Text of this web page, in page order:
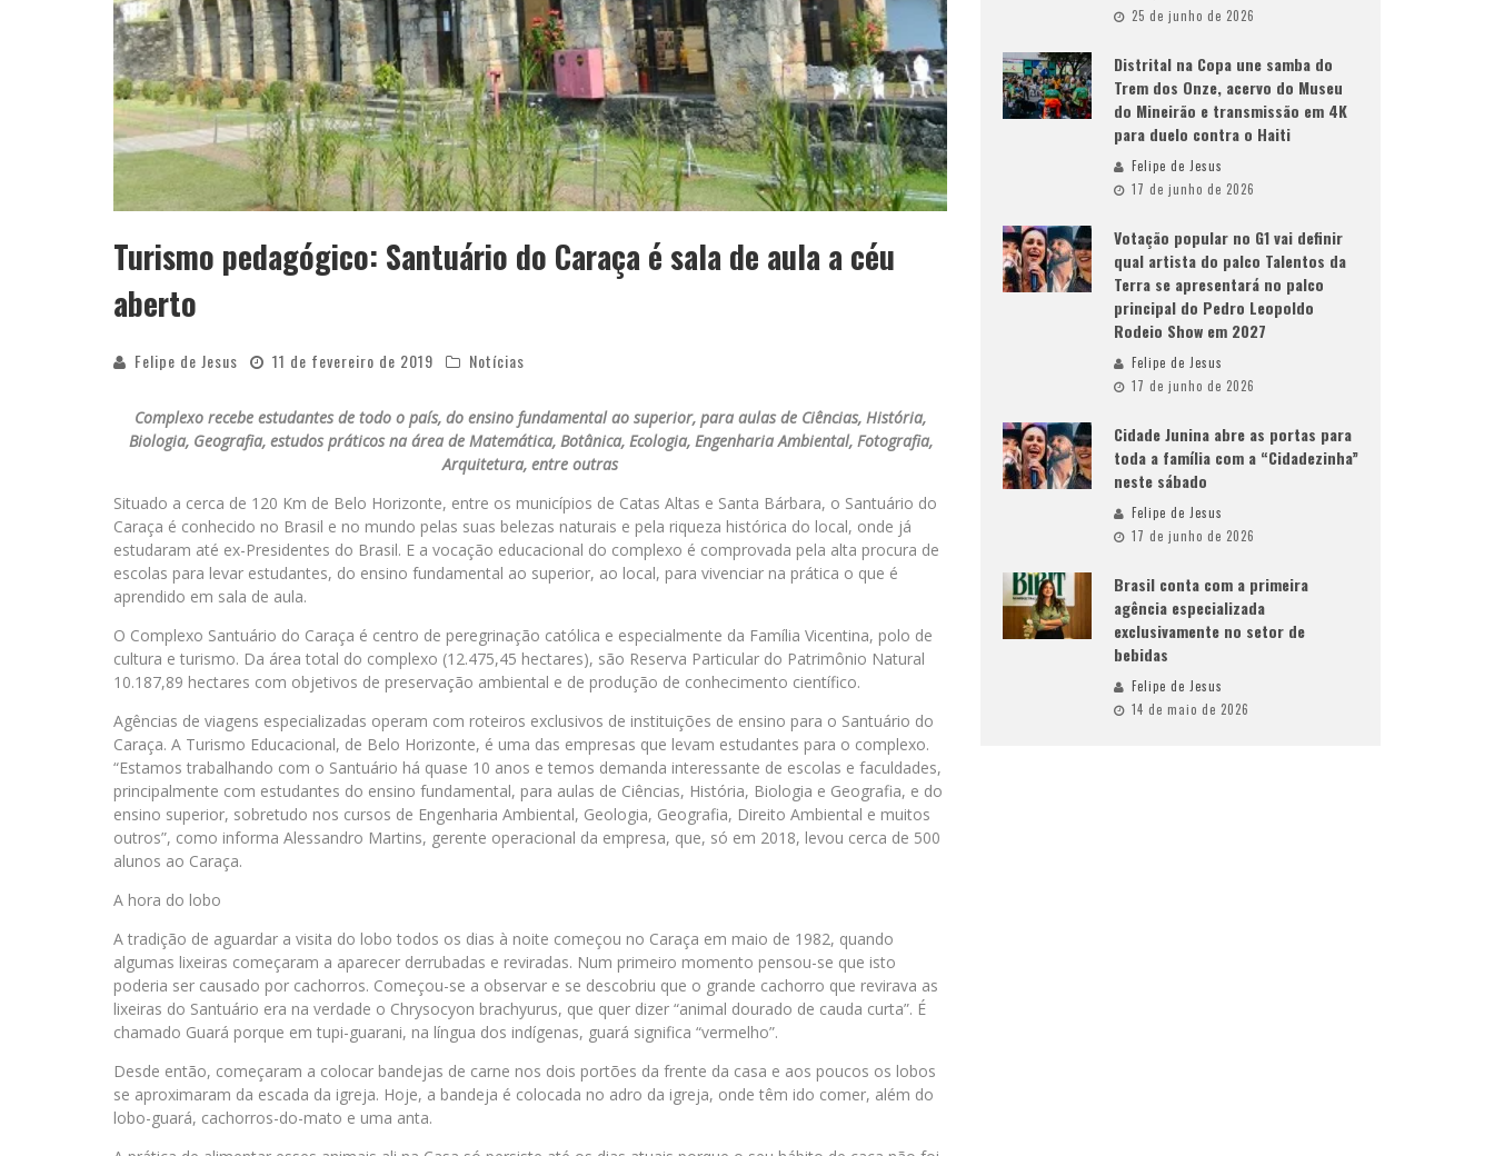
Turismo pedagógico: Santuário do Caraça é sala de aula a céu
aberto
Felipe de Jesus 11 de fevereiro de 2019 Notícias
Complexo recebe estudantes de todo o país, do ensino fundamental ao superior, para aulas de Ciências, História,
Biologia, Geografia, estudos práticos na área de Matemática, Botânica, Ecologia, Engenharia Ambiental, Fotografia,
Arquitetura, entre outras
Situado a cerca de 120 Km de Belo Horizonte, entre os municípios de Catas Altas e Santa Bárbara, o Santuário do
Caraça é conhecido no Brasil e no mundo pelas suas belezas naturais e pela riqueza histórica do local, onde já
estudaram até ex-Presidentes do Brasil. E a vocação educacional do complexo é comprovada pela alta procura de
escolas para levar estudantes, do ensino fundamental ao superior, ao local, para vivenciar na prática o que é
aprendido em sala de aula.
O Complexo Santuário do Caraça é centro de peregrinação católica e especialmente da Família Vicentina, polo de
cultura e turismo. Da área total do complexo (12.475,45 hectares), são Reserva Particular do Patrimônio Natural
10.187,89 hectares com objetivos de preservação ambiental e de produção de conhecimento científico.
Agências de viagens especializadas operam com roteiros exclusivos de instituições de ensino para o Santuário do
Caraça. A Turismo Educacional, de Belo Horizonte, é uma das empresas que levam estudantes para o complexo.
“Estamos trabalhando com o Santuário há quase 10 anos e temos demanda interessante de escolas e faculdades,
principalmente com estudantes do ensino fundamental, para aulas de Ciências, História, Biologia e Geografia, e do
ensino superior, sobretudo nos cursos de Engenharia Ambiental, Geologia, Geografia, Direito Ambiental e muitos
outros”, como informa Alessandro Martins, gerente operacional da empresa, que, só em 2018, levou cerca de 500
alunos ao Caraça.
A hora do lobo
A tradição de aguardar a visita do lobo todos os dias à noite começou no Caraça em maio de 1982, quando
algumas lixeiras começaram a aparecer derrubadas e reviradas. Num primeiro momento pensou-se que isto
poderia ser causado por cachorros. Começou-se a observar e se descobriu que o grande cachorro que revirava as
lixeiras do Santuário era na verdade o Chrysocyon brachyurus, que quer dizer “animal dourado de cauda curta”. É
chamado Guará porque em tupi-guarani, na língua dos indígenas, guará significa “vermelho”.
Desde então, começaram a colocar bandejas de carne nos dois portões da frente da casa e aos poucos os lobos
se aproximaram da escada da igreja. Hoje, a bandeja é colocada no adro da igreja, onde têm ido comer, além do
lobo-guará, cachorros-do-mato e uma anta.
25 de junho de 2026
Distrital na Copa une samba do
Trem dos Onze, acervo do Museu
do Mineirão e transmissão em 4K
para duelo contra o Haiti
Felipe de Jesus
17 de junho de 2026
Votação popular no G1 vai definir
qual artista do palco Talentos da
Terra se apresentará no palco
principal do Pedro Leopoldo
Rodeio Show em 2027
Felipe de Jesus
17 de junho de 2026
Cidade Junina abre as portas para
toda a família com a “Cidadezinha”
neste sábado
Felipe de Jesus
17 de junho de 2026
Brasil conta com a primeira
agência especializada
exclusivamente no setor de
bebidas
Felipe de Jesus
14 de maio de 2026